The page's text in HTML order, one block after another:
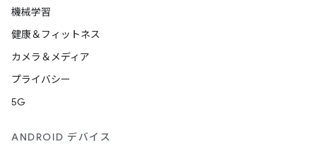
機械学習
健康＆フィットネス
カメラ＆メディア
プライバシー
5G
ANDROID デバイス